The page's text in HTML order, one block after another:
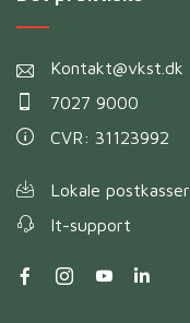
Kontakt@vkst.dk
7027 9000
CVR: 31123992
Lokale postkasser
It-support